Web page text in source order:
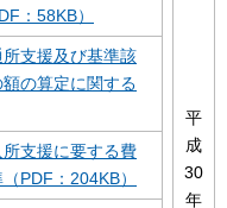
：58KB）
支援及び基準該
の算定に関する
支援に要する費
PDF：204KB）
平
成
30
年